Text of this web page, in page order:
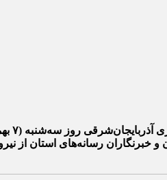
تولید انرژی خورشیدی در سال ۱۴۰۴ برگزار شد. طی این تور عکاسان و خبرنگاران رسانه‌های